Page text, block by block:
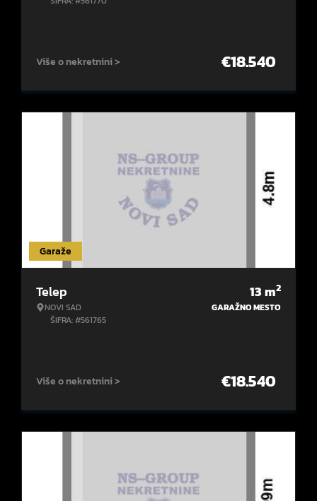
Više o nekretnini > €18.540
Garaže
Telep
NOVI SAD
ŠIFRA: #561765
13m2
GARAŽNO MESTO
Više o nekretnini > €18.540